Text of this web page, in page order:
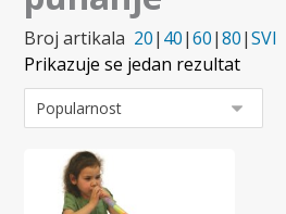
Broj artikala 20| 40|60|80|SVI
Prikazuje se jedan rezultat